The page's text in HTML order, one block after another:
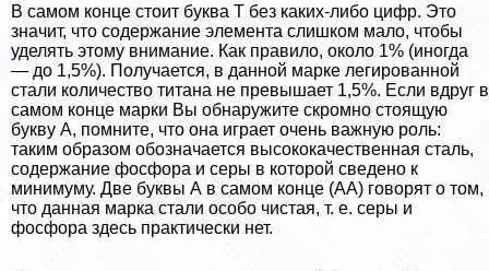
В самом конце стоит буква Т без каких-либо цифр. Это
значит, что содержание элемента слишком мало, чтобы
уделять этому внимание. Как правило, около 1% (иногда
— до 1,5%). Получается, в данной марке легированной
стали количество титана не превышает 1,5%. Если вдруг в
самом конце марки Вы обнаружите скромно стоящую
букву А, помните, что она играет очень важную роль:
таким образом обозначается высококачественная сталь,
содержание фосфора и серы в которой сведено к
минимуму. Две буквы А в самом конце (АА) говорят о том,
что данная марка стали особо чистая, т. е. серы и
фосфора здесь пpaктически нет.